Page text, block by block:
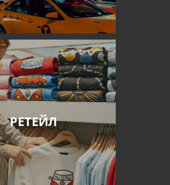
РЕТЕЙЛ